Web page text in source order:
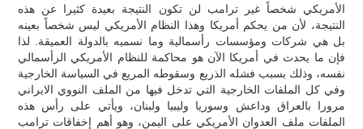
الأمريكي شخصاً غير ترامب لن تكون النتيجة بعيدة كثيرا عن هذه
النتيجة، لأن من يحكم أمريكا وهذا النظام الأمريكي ليس شخصاً بعينه
بل هي شركات ومؤسسات رأسمالية وما نسميه بالدولة العميقة. لذا
فإن ما يحدث في أمريكا الآن هو محاكمة للنظام الأمريكي الرأسمالي
نفسه، وذلك بسبب فشله الذريع وسقوطه المريع في السياسة الخارجية
وفي كل الملفات الخارجية التي تدخل فيها من الملف النووي الايراني
مرورا بالعراق وداعش وسوريا وليبيا ولبنان، ويأتي على رأس هذه
الملفات ملف العدوان الأمريكي على اليمن، وهو أهم إخفاقات ترامب